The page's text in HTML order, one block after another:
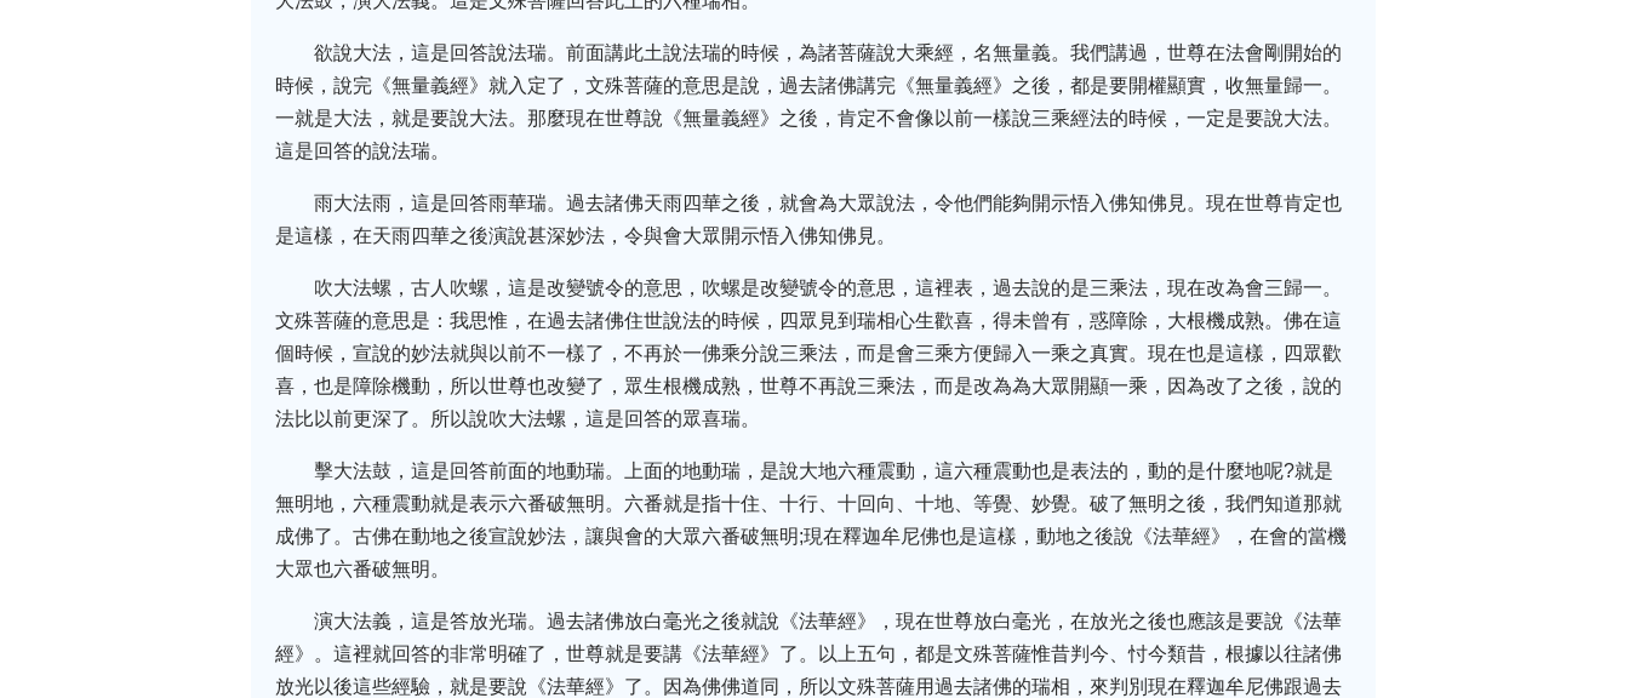
欲說大法，這是回答說法瑞。前面講此土說法瑞的時候，為諸菩薩說大乘經，名無量義。我們講過，世尊在法會剛開始的
時候，說完《無量義經》就入定了，文殊菩薩的意思是說，過去諸佛講完《無量義經》之後，都是要開權顯實，收無量歸一。
一就是大法，就是要說大法。那麼現在世尊說《無量義經》之後，肯定不會像以前一樣說三乘經法的時候，一定是要說大法。
這是回答的說法瑞。
雨大法雨，這是回答雨華瑞。過去諸佛天雨四華之後，就會為大眾說法，令他們能夠開示悟入佛知佛見。現在世尊肯定也
是這樣，在天雨四華之後演說甚深妙法，令與會大眾開示悟入佛知佛見。
吹大法螺，古人吹螺，這是改變號令的意思，吹螺是改變號令的意思，這裡表，過去說的是三乘法，現在改為會三歸一。
文殊菩薩的意思是：我思惟，在過去諸佛住世說法的時候，四眾見到瑞相心生歡喜，得未曾有，惑障除，大根機成熟。佛在這
個時候，宣說的妙法就與以前不一樣了，不再於一佛乘分說三乘法，而是會三乘方便歸入一乘之真實。現在也是這樣，四眾歡
喜，也是障除機動，所以世尊也改變了，眾生根機成熟，世尊不再說三乘法，而是改為為大眾開顯一乘，因為改了之後，說的
法比以前更深了。所以說吹大法螺，這是回答的眾喜瑞。
擊大法鼓，這是回答前面的地動瑞。上面的地動瑞，是說大地六種震動，這六種震動也是表法的，動的是什麼地呢?就是
無明地，六種震動就是表示六番破無明。六番就是指十住、十行、十回向、十地、等覺、妙覺。破了無明之後，我們知道那就
成佛了。古佛在動地之後宣說妙法，讓與會的大眾六番破無明;現在釋迦牟尼佛也是這樣，動地之後說《法華經》，在會的當機
大眾也六番破無明。
演大法義，這是答放光瑞。過去諸佛放白毫光之後就說《法華經》，現在世尊放白毫光，在放光之後也應該是要說《法華
經》。這裡就回答的非常明確了，世尊就是要講《法華經》了。以上五句，都是文殊菩薩惟昔判今、忖今類昔，根據以往諸佛
放光以後這些經驗，就是要說《法華經》了。因為佛佛道同，所以文殊菩薩用過去諸佛的瑞相，來判別現在釋迦牟尼佛跟過去